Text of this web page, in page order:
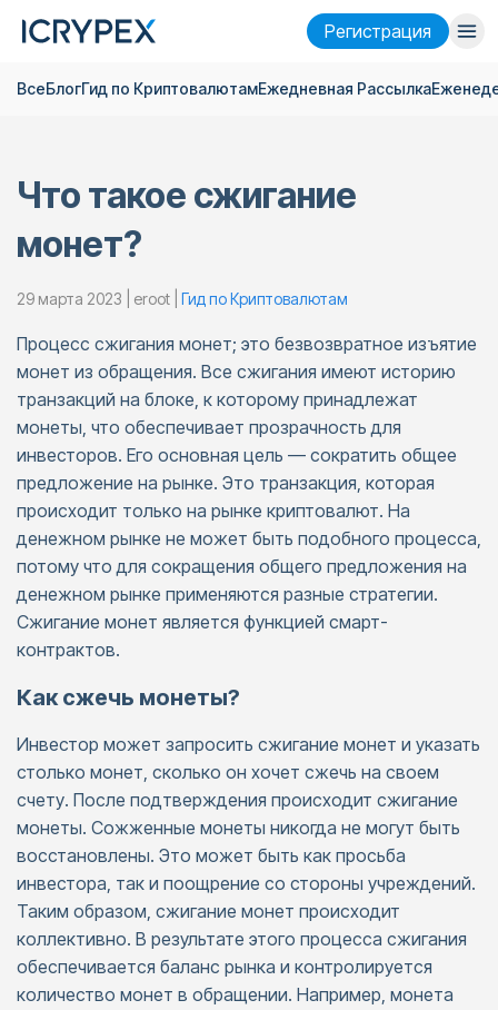
Pегистрация
Войти Pегистрация
Компания
Помощь
Фьючерсыx50
Language
Тема
ВсеБлогГид по КриптовалютамЕжедневная Pассылка
Что такое сжигание
монет?
29 марта 2023 | eroot | Гид по Криптовалютам
Процесс сжигания монет; это безвозвратное изъятие
монет из обращения. Все сжигания имеют историю
транзакций на блоке, к которому принадлежат
монеты, что обеспечивает прозрачность для
инвесторов. Его основная цель — сократить общее
предложение на рынке. Это транзакция, которая
происходит только на рынке криптовалют. На
денежном рынке не может быть подобного процесса,
потому что для сокращения общего предложения на
денежном рынке применяются разные стратегии.
Сжигание монет является функцией смарт-
контрактов.
Как сжечь монеты?
Инвестор может запросить сжигание монет и указать
столько монет, сколько он хочет сжечь на своем
счету. После подтверждения происходит сжигание
монеты. Сожженные монеты никогда не могут быть
восстановлены. Это может быть как просьба
инвестора, так и поощрение со стороны учреждений.
Таким образом, сжигание монет происходит
коллективно. В результате этого процесса сжигания
обеспечивается баланс рынка и контролируется
количество монет в обращении. Например, монета